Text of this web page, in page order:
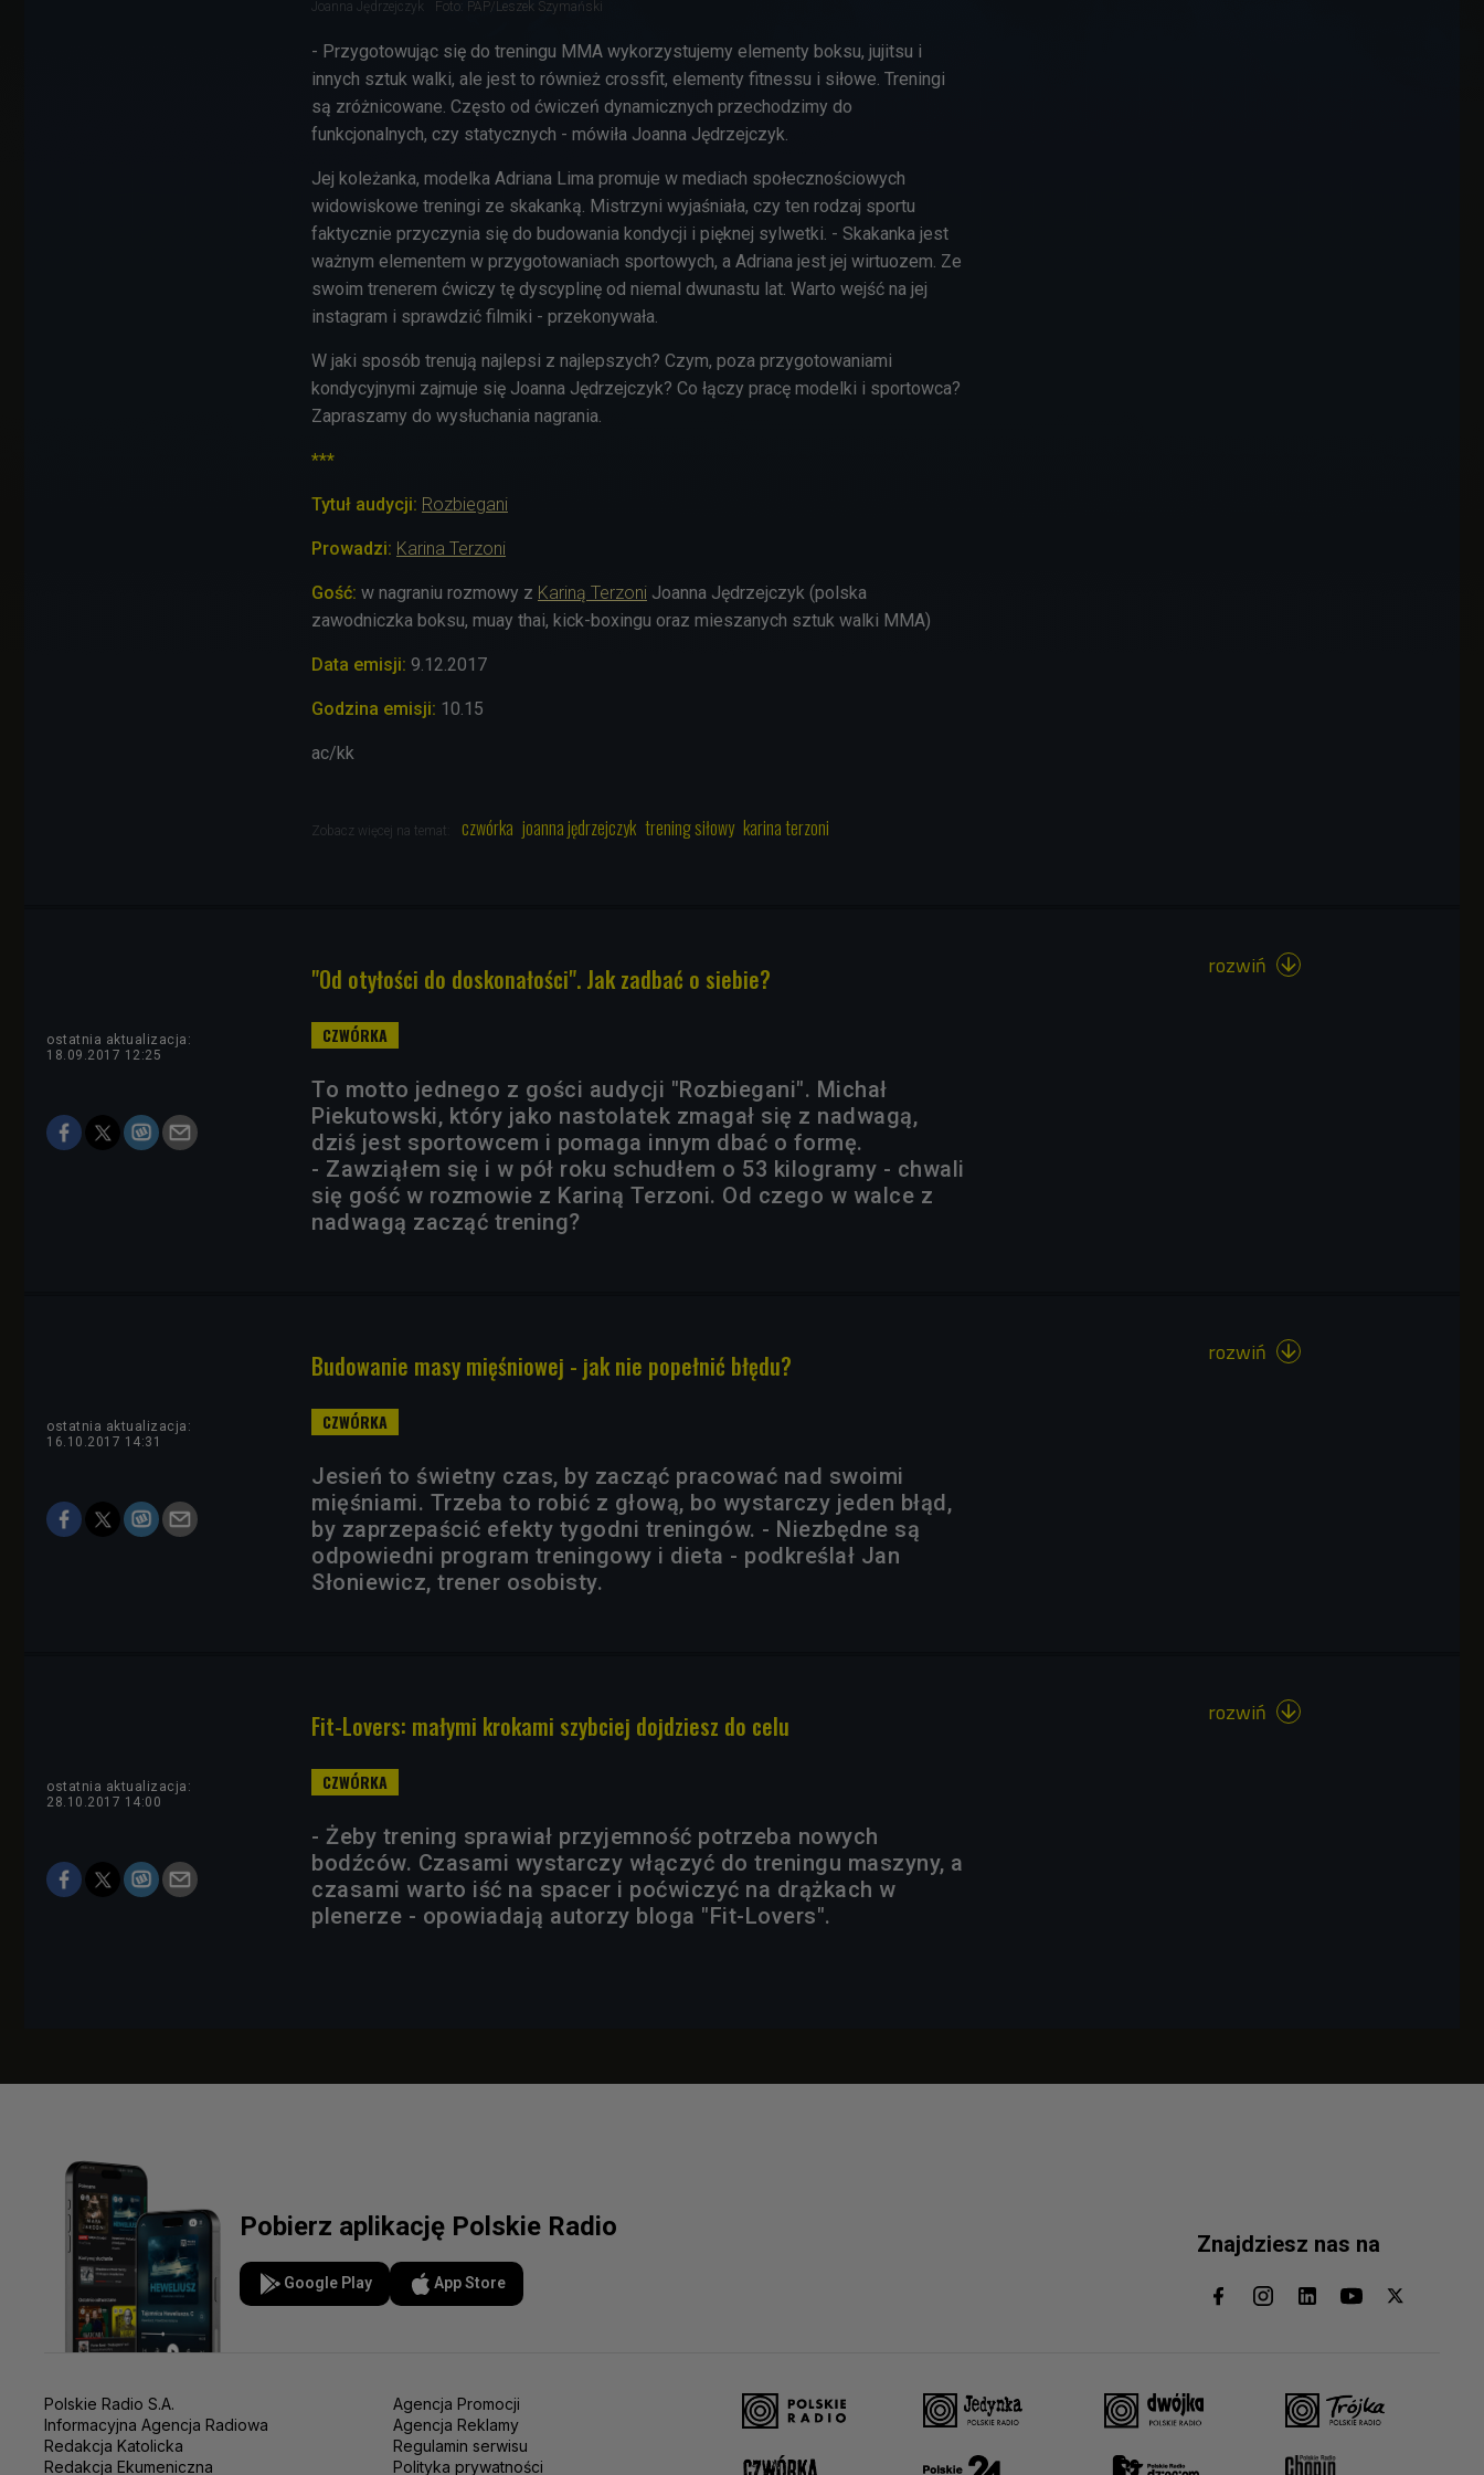
Joanna Jędrzejczyk Foto: PAP/Leszek Szymański
- Przygotowując się do treningu MMA wykorzystujemy elementy boksu, jujitsu i
innych sztuk walki, ale jest to również crossfit, elementy fitnessu i siłowe. Treningi
są zróżnicowane. Często od ćwiczeń dynamicznych przechodzimy do
funkcjonalnych, czy statycznych - mówiła Joanna Jędrzejczyk.
Jej koleżanka, modelka Adriana Lima promuje w mediach społecznościowych
widowiskowe treningi ze skakanką. Mistrzyni wyjaśniała, czy ten rodzaj sportu
faktycznie przyczynia się do budowania kondycji i pięknej sylwetki. - Skakanka jest
ważnym elementem w przygotowaniach sportowych, a Adriana jest jej wirtuozem. Ze
swoim trenerem ćwiczy tę dyscyplinę od niemal dwunastu lat. Warto wejść na jej
instagram i sprawdzić filmiki - przekonywała.
W jaki sposób trenują najlepsi z najlepszych? Czym, poza przygotowaniami
kondycyjnymi zajmuje się Joanna Jędrzejczyk? Co łączy pracę modelki i sportowca?
Zapraszamy do wysłuchania nagrania.
***
Tytuł audycji: Rozbiegani
Prowadzi: Karina Terzoni
Gość: w nagraniu rozmowy z Kariną Terzoni Joanna Jędrzejczyk (polska
zawodniczka boksu, muay thai, kick-boxingu oraz mieszanych sztuk walki MMA)
Data emisji: 9.12.2017
Godzina emisji: 10.15
ac/kk
Zobacz więcej na temat: czwórka joanna jędrzejczyk trening siłowy karina terzoni
"Od otyłości do doskonałości". Jak zadbać o siebie?
ostatnia aktualizacja:
18.09.2017 12:25
To motto jednego z gości audycji "Rozbiegani". Michał
Piekutowski, który jako nastolatek zmagał się z nadwagą,
dziś jest sportowcem i pomaga innym dbać o formę.
- Zawziąłem się i w pół roku schudłem o 53 kilogramy - chwali
się gość w rozmowie z Kariną Terzoni. Od czego w walce z
nadwagą zacząć trening?
rozwiń 
Budowanie masy mięśniowej - jak nie popełnić błędu?
ostatnia aktualizacja:
16.10.2017 14:31
Jesień to świetny czas, by zacząć pracować nad swoimi
mięśniami. Trzeba to robić z głową, bo wystarczy jeden błąd,
by zaprzepaścić efekty tygodni treningów. - Niezbędne są
odpowiedni program treningowy i dieta - podkreślał Jan
Słoniewicz, trener osobisty.
rozwiń 
Fit-Lovers: małymi krokami szybciej dojdziesz do celu
ostatnia aktualizacja:
28.10.2017 14:00
- Żeby trening sprawiał przyjemność potrzeba nowych
bodźców. Czasami wystarczy włączyć do treningu maszyny, a
czasami warto iść na spacer i poćwiczyć na drążkach w
plenerze - opowiadają autorzy bloga "Fit-Lovers".
rozwiń 
Pobierz aplikację Polskie Radio
Google Play App Store
Znajdziesz nas na
Polskie Radio S.A.
Informacyjna Agencja Radiowa
Redakcja Katolicka
Redakcja Ekumeniczna
Agencja Promocji
Agencja Reklamy
Regulamin serwisu
Polityka prywatności